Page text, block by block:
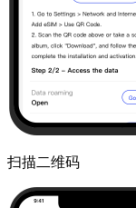
扫描二维码